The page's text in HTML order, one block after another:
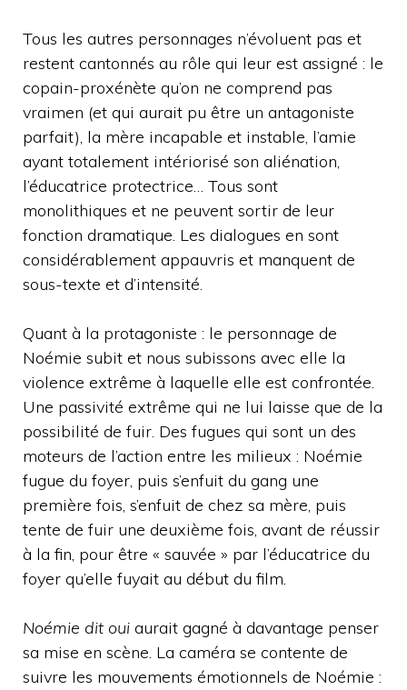
Tous les autres personnages n’évoluent pas et
restent cantonnés au rôle qui leur est assigné : le
copain-proxénète qu’on ne comprend pas
vraimen (et qui aurait pu être un antagoniste
parfait), la mère incapable et instable, l’amie
ayant totalement intériorisé son aliénation,
l’éducatrice protectrice… Tous sont
monolithiques et ne peuvent sortir de leur
fonction dramatique. Les dialogues en sont
considérablement appauvris et manquent de
sous-texte et d’intensité.
Quant à la protagoniste : le personnage de
Noémie subit et nous subissons avec elle la
violence extrême à laquelle elle est confrontée.
Une passivité extrême qui ne lui laisse que de la
possibilité de fuir. Des fugues qui sont un des
moteurs de l’action entre les milieux : Noémie
fugue du foyer, puis s’enfuit du gang une
première fois, s’enfuit de chez sa mère, puis
tente de fuir une deuxième fois, avant de réussir
à la fin, pour être « sauvée » par l’éducatrice du
foyer qu’elle fuyait au début du film.
Noémie dit oui aurait gagné à davantage penser
sa mise en scène. La caméra se contente de
suivre les mouvements émotionnels de Noémie :